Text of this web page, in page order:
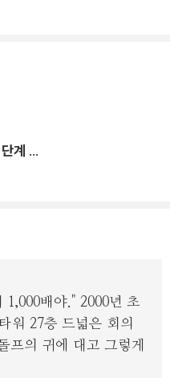
터넷 스트리밍 서비스로 사
카드>를 시작으로 드라마
혁신을 거듭했다. 흥미로운
리, 넷플릭스는 소용돌이치
하게 대처해 왔다는 것이다.
공 비결로, 그들의 ‘자유와
해진 출.퇴근 시간이나 근무
, 결재 승인 절차도 없다.
, 수십 억짜리 계약서에 직접
셈. 그러나 자칫 방만하게 운
처 데크는 실리콘밸리에서
계
1,000배야." 2000년 초
워 27층 드넓은 회의
프의 귀에 대고 그렇게